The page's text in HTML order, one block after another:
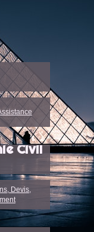
Civil
Devis,